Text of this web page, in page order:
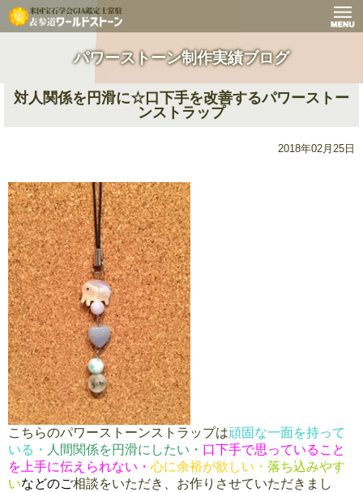
パワーストーン制作実績ブログ
対人関係を円滑に☆口下手を改善するパワーストー
ンストラップ
2018年02月25日
こちらのパワーストーンストラップは頑固な一面を持って
いる・ 人間関係を円滑にしたい・ 口下手で思っていること
を上手に伝えられない ・ 心に余裕が欲しい・ 落ち込みやす
いなどのご相談をいただき、お作りさせていただきまし